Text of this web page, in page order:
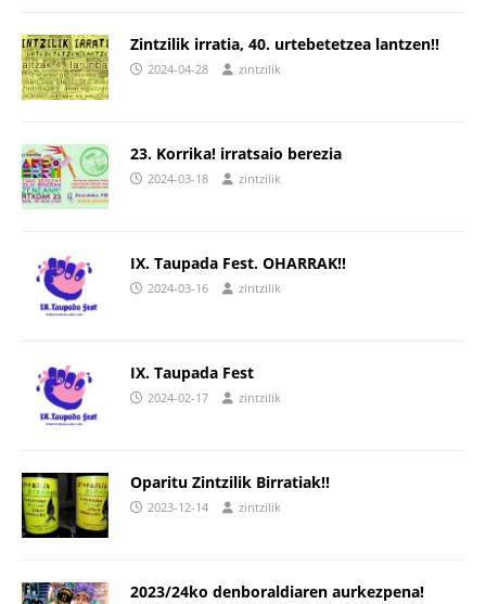
Zintzilik irratia, 40. urtebetetzea lantzen!!
2024-04-28 zintzilik
23. Korrika! irratsaio berezia
2024-03-18 zintzilik
IX. Taupada Fest. OHARRAK!!
2024-03-16 zintzilik
IX. Taupada Fest
2024-02-17 zintzilik
Oparitu Zintzilik Birratiak!!
2023-12-14 zintzilik
2023/24ko denboraldiaren aurkezpena!